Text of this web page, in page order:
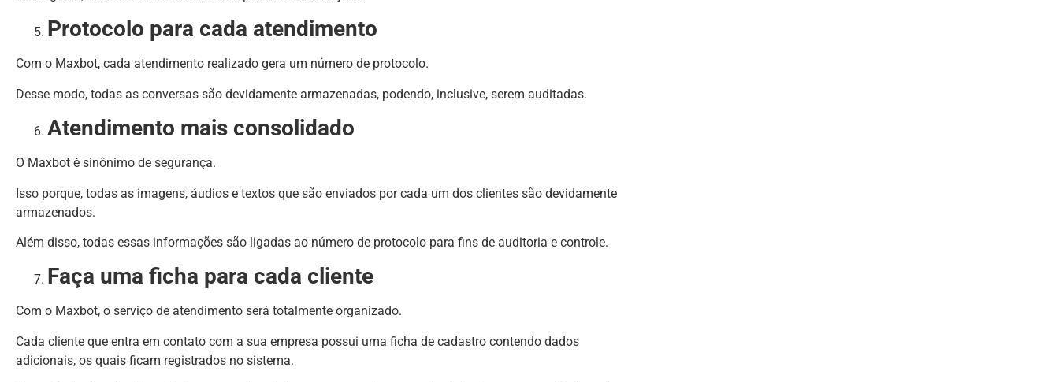
Protocolo para cada atendimento
Com o Maxbot, cada atendimento realizado gera um número de protocolo.
Desse modo, todas as conversas são devidamente armazenadas, podendo, inclusive, serem auditadas.
Atendimento mais consolidado
O Maxbot é sinônimo de segurança.
Isso porque, todas as imagens, áudios e textos que são enviados por cada um dos clientes são devidamente
armazenados.
Além disso, todas essas informações são ligadas ao número de protocolo para fins de auditoria e controle.
Faça uma ficha para cada cliente
Com o Maxbot, o serviço de atendimento será totalmente organizado.
Cada cliente que entra em contato com a sua empresa possui uma ficha de cadastro contendo dados
adicionais, os quais ficam registrados no sistema.